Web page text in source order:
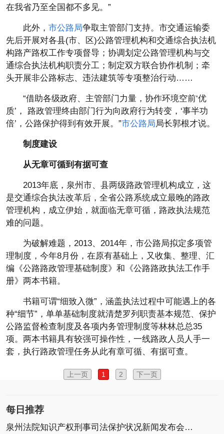
在我省乃至全国都不多见。”
此外， 市公路局争取主管部门支持。市交通运输委
先后开展对各县(市、区)公路管理机构和交通综合执法机
构路产路权工作专项督导；协调划定公路管理机构与交
通综合执法机构职责分工；制定双方联合协作机制；牵
头开展非公路标志、违法建筑等专项整治行动……
“借助各级政府、主管部门力量，协作环境空前‘优
质’， 路政管理终由部门行为向政府行为转变，‘事半功
倍’，公路保护得到有效开展。”市公路局局长郭根才说。
制度建设
从无章可循到有据可查
2013年底，泉州市、县两级路政管理机构成立，这
是交通综合执法改革后，全省公路系统成立最晚的路政
管理机构，成立伊始，就面临无章可循，路政执法规范
难的问题。
为破解难题，2013、2014年，市公路局拟定多项管
理制度，今年8月份，在原有基础上，又收集、整理、汇
编《公路路政管理基础制度》和《公路路政执法工作手
册》两本书籍。
书籍可谓“细致入微”，涵盖执法过程中可能遇上的各
种“细节”，单单基础制度就清楚罗列职责基本规范、保护
公路监督检查制度及各项内务管理制度等林林总总35
项。两本书籍具有较强可操作性，一线路政人员人手一
套，执行路政管理任务从此有章可循、有据可查。
上一页 1 2 下一页
每日推荐
泉州法院知识产权刑事司法保护状况新闻发布会召开